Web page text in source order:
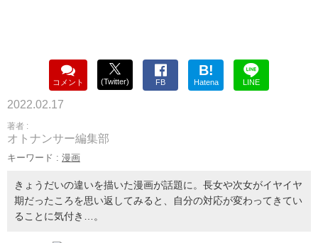
コメント (Twitter) FB
B!
Hatena LINE
2022.02.17
著者 :
オトナンサー編集部
キーワード : 漫画
きょうだいの違いを描いた漫画が話題に。長女や次女がイヤイヤ
期だったころを思い返してみると、自分の対応が変わってきてい
ることに気付き…。